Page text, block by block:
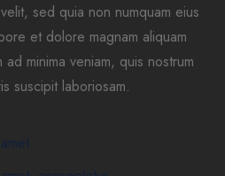
sed quia non numquam eius
et dolore magnam aliquam
minima veniam, quis nostrum
suscipit laboriosam.